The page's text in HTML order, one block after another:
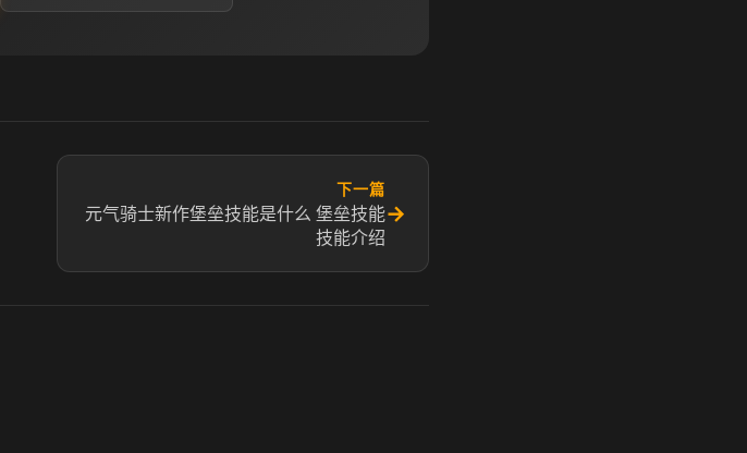
下一篇
元气骑士新作堡垒技能是什么 堡垒技能
技能介绍
→